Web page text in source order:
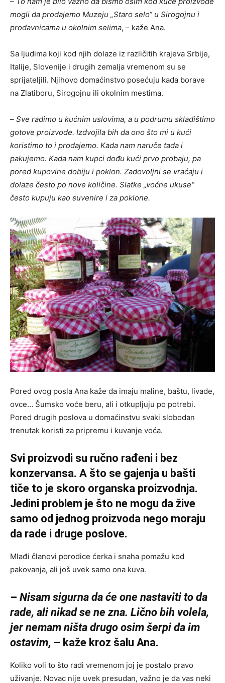
mogli da prodajemo Muzeju „Staro selo“ u Sirogojnu i
prodavnicama u okolnim selima, – kaže Ana.
Sa ljudima koji kod njih dolaze iz različitih krajeva Srbije,
Italije, Slovenije i drugih zemalja vremenom su se
sprijateljili. Njihovo domaćinstvo posećuju kada borave
na Zlatiboru, Sirogojnu ili okolnim mestima.
– Sve radimo u kućnim uslovima, a u podrumu skladištimo
gotove proizvode. Izdvojila bih da ono što mi u kući
koristimo to i prodajemo. Kada nam naruče tada i
pakujemo. Kada nam kupci dođu kući prvo probaju, pa
pored kupovine dobiju i poklon. Zadovoljni se vraćaju i
dolaze često po nove količine. Slatke „voćne ukuse“
često kupuju kao suvenire i za poklone.
Pored ovog posla Ana kaže da imaju maline, baštu, livade,
ovce… Šumsko voće beru, ali i otkupljuju po potrebi.
Pored drugih poslova u domaćinstvu svaki slobodan
trenutak koristi za pripremu i kuvanje voća.
Svi proizvodi su ručno rađeni i bez
konzervansa. A što se gajenja u bašti
tiče to je skoro organska proizvodnja.
Jedini problem je što ne mogu da žive
samo od jednog proizvoda nego moraju
da rade i druge poslove.
Mlađi članovi porodice ćerka i snaha pomažu kod
pakovanja, ali još uvek samo ona kuva.
– Nisam sigurna da će one nastaviti to da
rade, ali nikad se ne zna. Lično bih volela,
jer nemam ništa drugo osim šerpi da im
ostavim, – kaže kroz šalu Ana.
Koliko voli to što radi vremenom joj je postalo pravo
uživanje. Novac nije uvek presudan, važno je da vas neki